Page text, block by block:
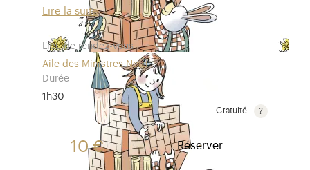
Lire la suite
Lieu de rendez-vous
Aile des Ministres Nord
Durée
1h30
Gratuité
Gratuit pour les enfants de moins de 10 ans.Tarif
10 € Réserver